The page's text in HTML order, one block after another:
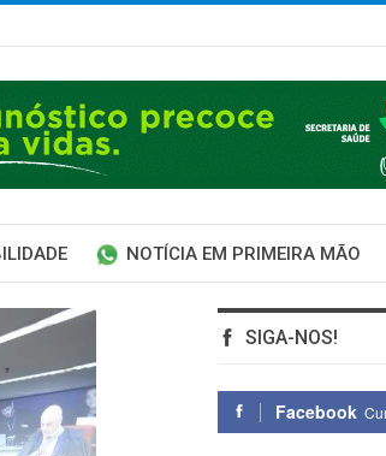
NOTÍCIA EM PRIMEIRA MÃO
SIGA-NOS!
Facebook